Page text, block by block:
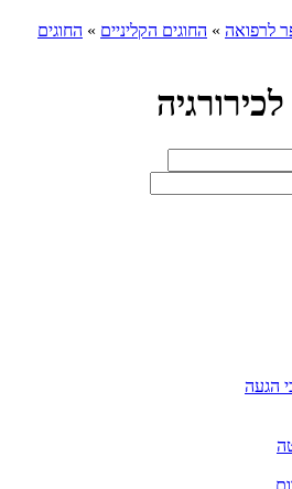
לרפואה » החוגים הקליניים » החוגים
הגעה